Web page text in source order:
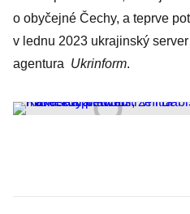
o obyčejné Čechy, a teprve
v lednu 2023 ukrajinský server
agentura Ukrinform.